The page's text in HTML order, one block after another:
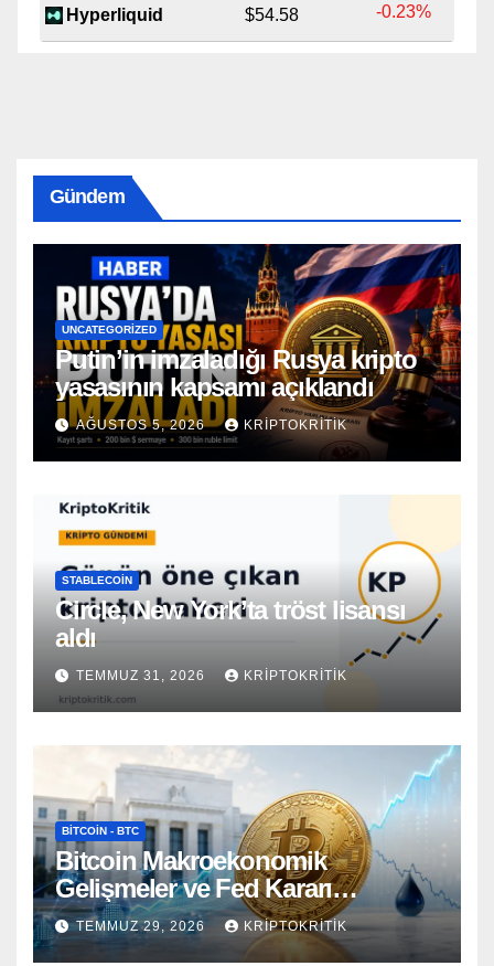
Hyperliquid $54.58 -0.23%
Gündem
UNCATEGORIZED
Putin’in imzaladığı Rusya kripto
yasasının kapsamı açıklandı
AĞUSTOS 5, 2026 KRIPTOKRITIK
STABLECOIN
Circle, New York’ta tröst lisansı
aldı
TEMMUZ 31, 2026 KRIPTOKRITIK
BITCOIN - BTC
Bitcoin Makroekonomik
Gelişmeler ve Fed Kararı
Öncesinde Dalgalı Seyrediyor
TEMMUZ 29, 2026 KRIPTOKRITIK